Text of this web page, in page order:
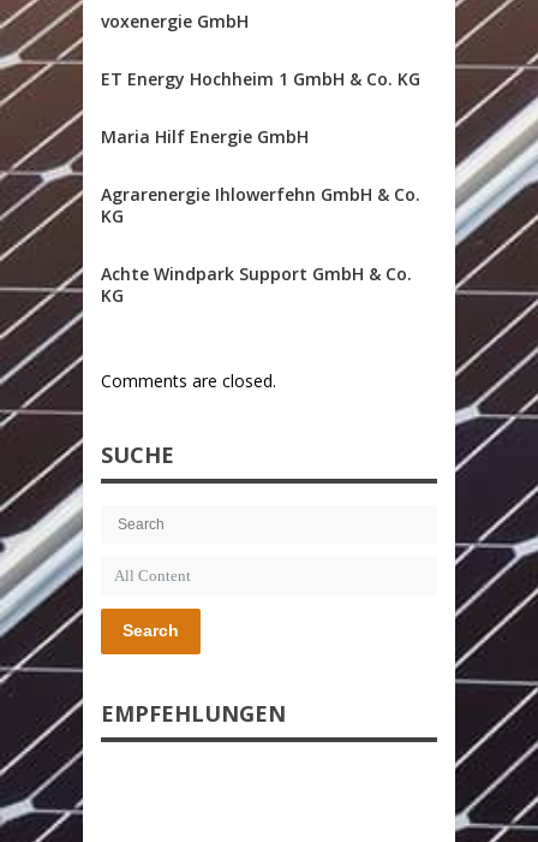
voxenergie GmbH
ET Energy Hochheim 1 GmbH & Co. KG
Maria Hilf Energie GmbH
Agrarenergie Ihlowerfehn GmbH & Co.
KG
Achte Windpark Support GmbH & Co.
KG
Comments are closed.
SUCHE
Search
EMPFEHLUNGEN